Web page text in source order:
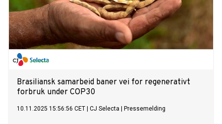
Brasiliansk samarbeid baner vei for regenerativt
forbruk under COP30
10.11.2025 15:56:56 CET CJ Selecta Pressemelding